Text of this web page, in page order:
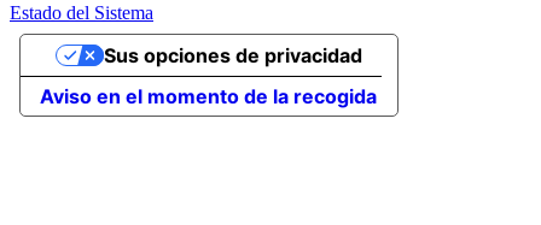
Estado del Sistema
Aviso en el momento de la recogida
Sus opciones de privacidad